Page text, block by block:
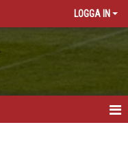
LOGGA IN